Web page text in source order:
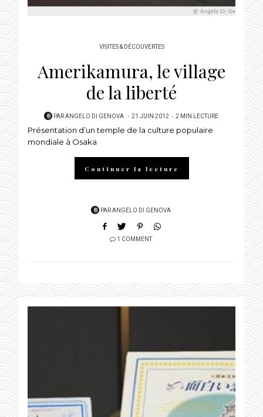
VISITES & DÉCOUVERTES
Amerikamura, le village
de la liberté
PARANGELO DI GENOVA
POSTED
ON
21 JUIN 2012 2 MIN LECTURE
Présentation d’un temple de la culture populaire
mondiale à Osaka
Continuer la lecture
PARANGELO DI GENOVA
1 COMMENT